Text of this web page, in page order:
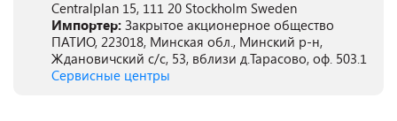
Centralplan 15, 111 20 Stockholm Sweden
Импортер: Закрытое акционерное общество
ПАТИО, 223018, Минская обл., Минский р-н,
Ждановичский с/с, 53, вблизи д.Тарасово, оф. 503.1
Сервисные центры